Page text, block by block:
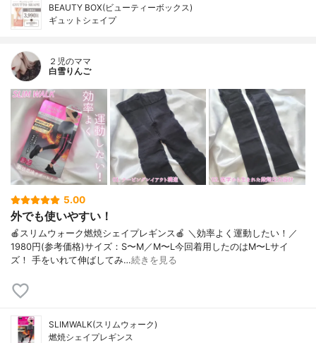
BEAUTY BOX(ビューティーボックス)
ギュットシェイプ
２児のママ
白雪りんご
5.00
外でも使いやすい！
🍎スリムウォーク燃焼シェイプレギンス🍎 ＼効率よく運動したい！／
1980円(参考価格)サイズ：S〜M／M〜L今回着用したのはM〜Lサイ
ズ！ 手をいれて伸ばしてみ…続きを見る
SLIMWALK(スリムウォーク)
燃焼シェイプレギンス